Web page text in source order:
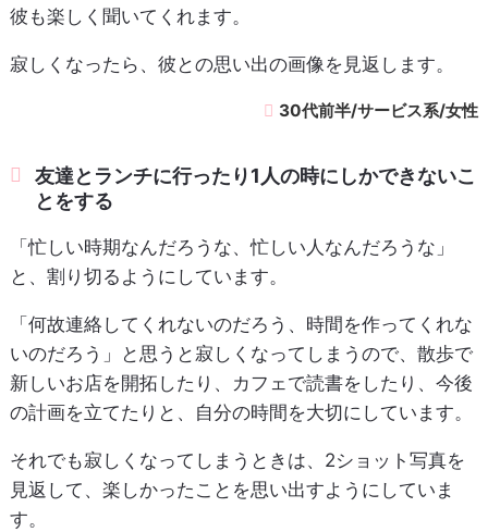
彼も楽しく聞いてくれます。
寂しくなったら、彼との思い出の画像を見返します。
30代前半/サービス系/女性
友達とランチに行ったり1人の時にしかできないこ
とをする
「忙しい時期なんだろうな、忙しい人なんだろうな」
と、割り切るようにしています。
「何故連絡してくれないのだろう、時間を作ってくれな
いのだろう」と思うと寂しくなってしまうので、散歩で
新しいお店を開拓したり、カフェで読書をしたり、今後
の計画を立てたりと、自分の時間を大切にしています。
それでも寂しくなってしまうときは、2ショット写真を
見返して、楽しかったことを思い出すようにしていま
す。